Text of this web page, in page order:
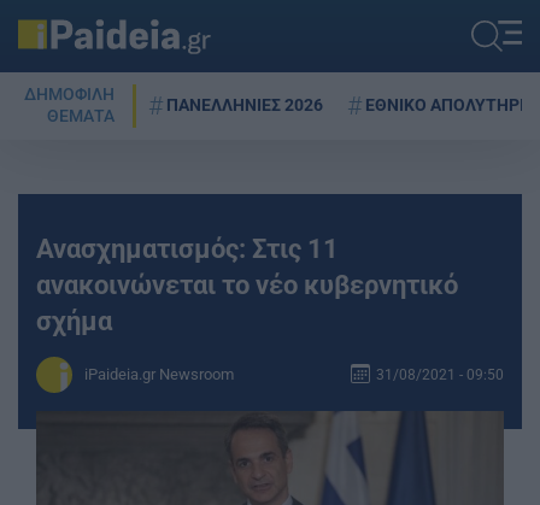
ΔΗΜΟΦΙΛΗ
ΘΕΜΑΤΑ
ΠΑΝΕΛΛΗΝΙΕΣ 2026 ΕΘΝΙΚΟ ΑΠΟΛΥΤΗΡΙΟ
Ανασχηματισμός: Στις 11
ανακοινώνεται το νέο κυβερνητικό
σχήμα
iPaideia.gr Newsroom 31/08/2021 - 09:50